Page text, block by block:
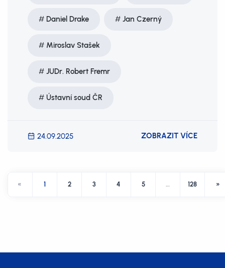
Daniel Drake Jan Czerný
Miroslav Stašek
JUDr. Robert Fremr
Ústavní soud ČR
24.09.2025 ZOBRAZIT VÍCE
« 1 2 3 4 5 … 128 »